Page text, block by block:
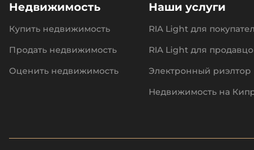
Недвижимость
Купить недвижимость
Продать недвижимость
Оценить недвижимость
Наши услуги
RIA Light для
RIA Light для
Электронный риэлтор
Недвижимость на